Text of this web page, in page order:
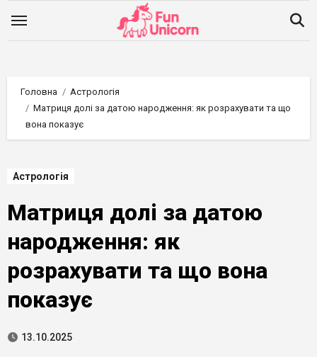
до
Головна
Астрологія
Матриця долі за датою народження: як розрахувати та що
вона показує
Астрологія
Матриця долі за датою
народження: як
розрахувати та що вона
показує
13.10.2025